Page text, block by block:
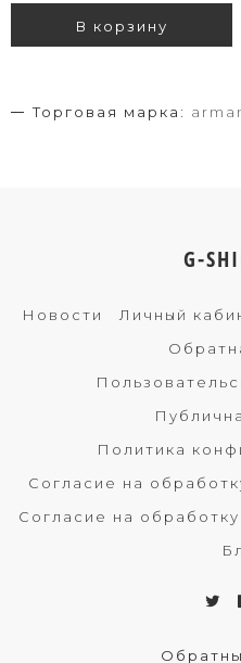
В корзину
Торговая марка:
G-
Новости Личный
Политика
Согласие на
Согласие на